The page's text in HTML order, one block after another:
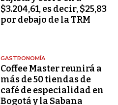
$3.204,61, es decir, $25,83
por debajo de la TRM
GASTRONOMÍA
Coffee Master reunirá a
más de 50 tiendas de
café de especialidad en
Bogotá y la Sabana